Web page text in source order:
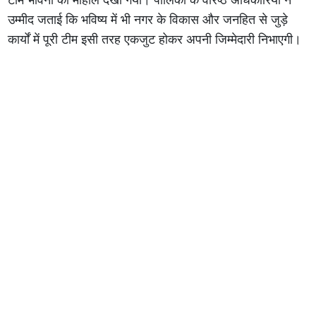
उम्मीद जताई कि भविष्य में भी नगर के विकास और जनहित से जुड़े
कार्यों में पूरी टीम इसी तरह एकजुट होकर अपनी जिम्मेदारी निभाएगी।